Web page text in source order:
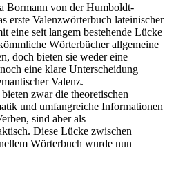
Bormann von der Humboldt-
erste Valenzwörterbuch lateinischer
eine seit langem bestehende Lücke
Wörterbücher allgemeine
doch bieten sie weder eine
eine klare Unterscheidung
Valenz.
zwar die theoretischen
und umfangreiche Informationen
sind aber als
Diese Lücke zwischen
Wörterbuch wurde nun